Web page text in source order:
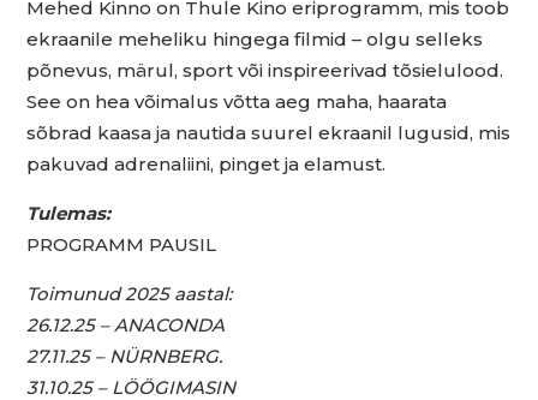
Mehed Kinno on Thule Kino eriprogramm, mis toob
ekraanile meheliku hingega filmid – olgu selleks
põnevus, märul, sport või inspireerivad tõsielulood.
See on hea võimalus võtta aeg maha, haarata
sõbrad kaasa ja nautida suurel ekraanil lugusid, mis
pakuvad adrenaliini, pinget ja elamust.
Tulemas:
PROGRAMM PAUSIL
Toimunud 2025 aastal:
26.12.25 – ANACONDA
27.11.25 – NÜRNBERG.
31.10.25 – LÖÖGIMASIN